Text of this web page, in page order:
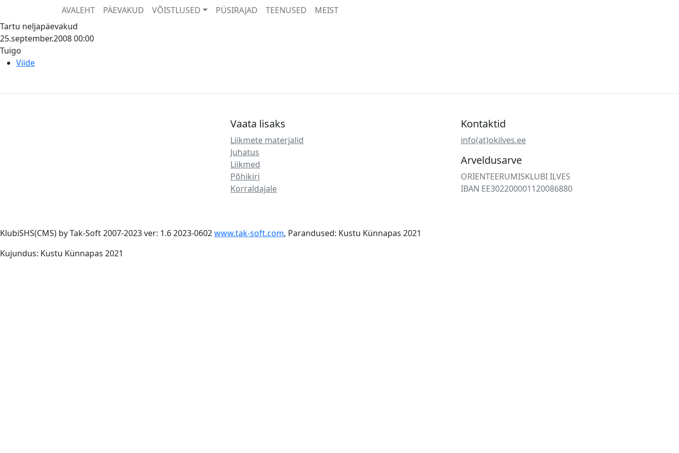
AVALEHT PÄEVAKUD VÕISTLUSED PÜSIRAJAD TEENUSED
MEIST
Tartu neljapäevakud
25.september.200800:00
Tuigo
Viide
Vaata lisaks
Liikmete materjalid
Juhatus
Liikmed
Põhikiri
Korraldajale
Kontaktid
info(at)okilves.ee
Arveldusarve
ORIENTEERUMISKLUBI ILVES
IBAN EE302200001120086880
KlubiSHS(CMS) by Tak-Soft 2007-2023 ver: 1.6 2023-0602www.tak-soft.com, Parandused: Kustu Künnapas 2021
Kujundus: Kustu Künnapas 2021